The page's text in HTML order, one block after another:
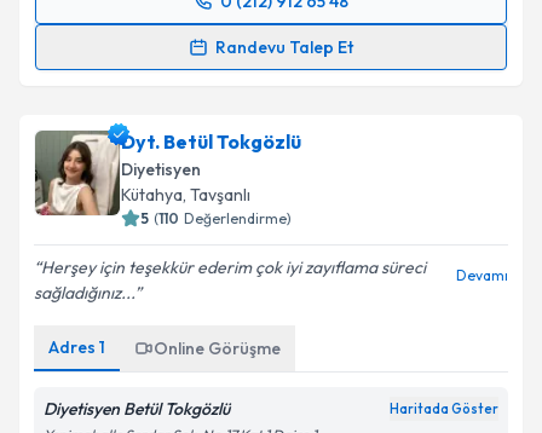
0 (212) 912 65 48
Randevu Talep Et
Randevu Takvimi Talebi
Size bu uzmandan randevu almanız için bir takvim
hazırlandığında e-posta ile bilgilendireceğiz.
E-posta Adresiniz
Metni'ni okudum ve kişisel verilerimin belirtilen
kapsamda işlenmesini kabul ediyorum.
Dyt. Betül Tokgözlü
Diyetisyen
Kütahya,Tavşanlı
( Değerlendirme)
Herşey için teşekkür ederim çok iyi zayıflama süreci
sağladığınız...
Adres 1 Online Görüşme
Diyetisyen Betül Tokgözlü